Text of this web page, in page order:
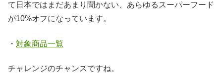
て日本ではまだあまり聞かない、あらゆるスーパーフード
が10%オフになっています。
・ 対象商品一覧
チャレンジのチャンスですね。